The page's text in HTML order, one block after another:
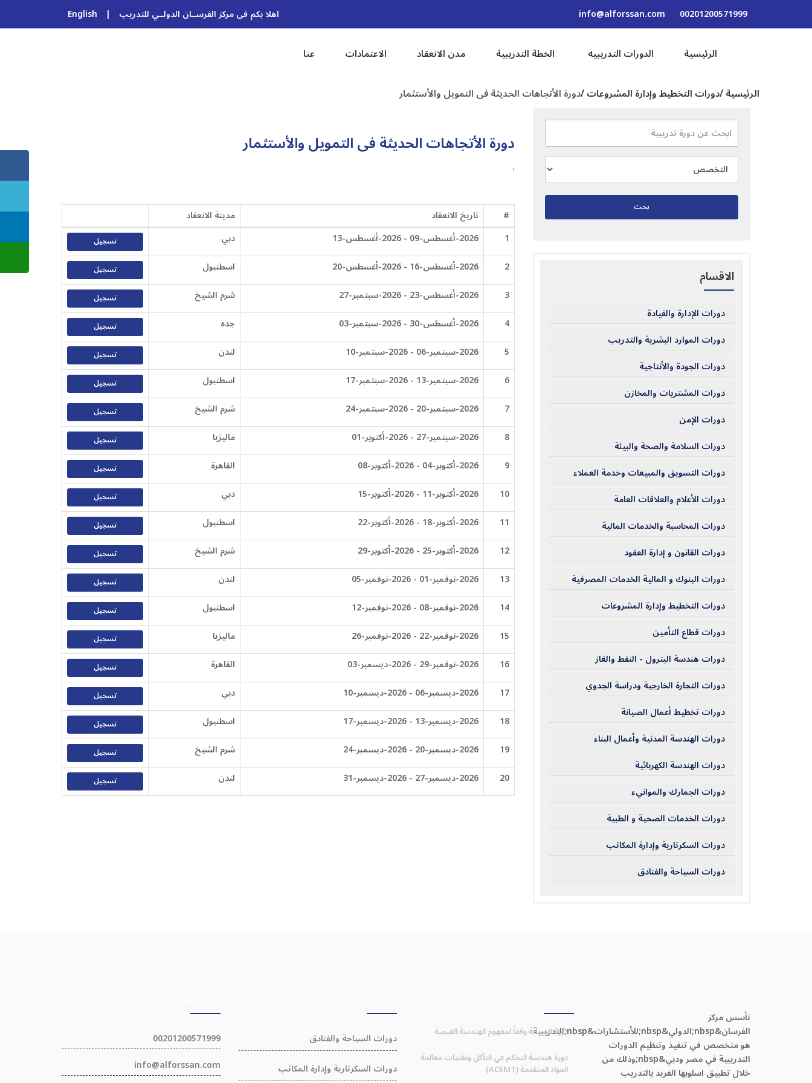
00201200571999
info@alforssan.com اهلا بكم فى مركز الفرســان الدولــي للتدريب |
English
الرئيسية الدورات التدريبيه الخطة التدريبية مدن الانعقاد الاعتمادات عنا
الرئيسية /دورات التخطيط وإدارة المشروعات /دورة الأتجاهات الحديثة فى التمويل والأستثمار
بحث
الاقسام
دورات الإدارة والقيادة
دورات الموارد البشرية والتدريب
دورات الجودة والأنتاجية
دورات المشتريات والمخازن
دورات الإمن
دورات السلامة والصحة والبيئة
دورات التسويق والمبيعات وخدمة العملاء
دورات الأعلام والعلاقات العامة
دورات المحاسبة والخدمات المالية
دورات القانون و إدارة العقود
دورات البنوك و المالية الخدمات المصرفية
دورات التخطيط وإدارة المشروعات
دورات قطاع التأمين
دورات هندسة البترول - النفط والغاز
دورات التجارة الخارجية ودراسة الجدوي
دورات تخطيط أعمال الصيانة
دورات الهندسة المدنية وأعمال البناء
دورات الهندسة الكهربائية
دورات الجمارك والموانيء
دورات الخدمات الصحية و الطبية
دورات السكرتارية وإدارة المكاتب
دورات السياحة والفنادق
دورة الأتجاهات الحديثة فى التمويل والأستثمار
.
# تاريخ الانعقاد
مدينة الانعقاد
1
2026-أغسطس-09 - 2026-أغسطس-13 دبي تسجيل
2 2026-أغسطس-16 - 2026-أغسطس-20 اسطنبول تسجيل
3 2026-أغسطس-23 - 2026-سبتمبر-27 شرم الشيخ تسجيل
4 2026-أغسطس-30 - 2026-سبتمبر-03 جده تسجيل
5 2026-سبتمبر-06 - 2026-سبتمبر-10 لندن تسجيل
6 2026-سبتمبر-13 - 2026-سبتمبر-17 اسطنبول تسجيل
7 2026-سبتمبر-20 - 2026-سبتمبر-24 شرم الشيخ تسجيل
8 2026-سبتمبر-27 - 2026-أكتوبر-01 ماليزيا تسجيل
9 2026-أكتوبر-04 - 2026-أكتوبر-08 القاهرة تسجيل
10 2026-أكتوبر-11 - 2026-أكتوبر-15 دبي تسجيل
11 2026-أكتوبر-18 - 2026-أكتوبر-22 اسطنبول تسجيل
12 2026-أكتوبر-25 - 2026-أكتوبر-29 شرم الشيخ تسجيل
13 2026-نوفمبر-01 - 2026-نوفمبر-05 لندن تسجيل
14 2026-نوفمبر-08 - 2026-نوفمبر-12 اسطنبول تسجيل
15 2026-نوفمبر-22 - 2026-نوفمبر-26 ماليزيا تسجيل
16 2026-نوفمبر-29 - 2026-ديسمبر-03 القاهرة تسجيل
17 2026-ديسمبر-06 - 2026-ديسمبر-10 دبي تسجيل
18 2026-ديسمبر-13 - 2026-ديسمبر-17 اسطنبول تسجيل
19 2026-ديسمبر-20 - 2026-ديسمبر-24 شرم الشيخ تسجيل
20 2026-ديسمبر-27 - 2026-ديسمبر-31 لندن تسجيل
تأسس مركز
الفرسان&nbsp;الدولي&nbsp;للأستشارات&nbsp;التدريبية
هو متخصص في تنفيذ وتنظيم الدورات
التدريبية في مصر ودبي&nbsp;وذلك من
خلال تطبيق اسلوبها الفريد بالتدريب
دورة الصيانة وفقاً لمفهوم الهندسة القيمية
دورة هندسة التحكم في التآكل وتقنيات معالجة
المواد المتقدمة (ACEMT)
دورات السياحة والفنادق
دورات السكرتارية وإدارة المكاتب
00201200571999
info@alforssan.com